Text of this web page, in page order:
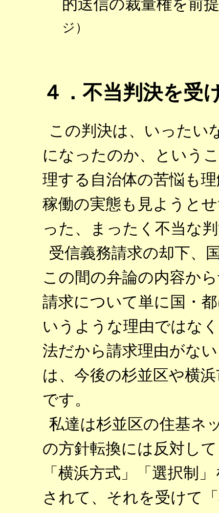
的送信の裁量権を前
ジ）
４．不当判決を受
この判決は、いったい
になったのか、という
理する自治体の苦悩も
稼働の実態も見ようと
った、まったく不当な
受信義務請求の却下、
この間の弁論の内容か
請求について単に国・
いうような理由ではな
法だから請求理由がな
は、今後の杉並区や横
です。
私達は杉並区の住基ネ
の方針転換には反対し
「横浜方式」「選択制
されて、それを受けて